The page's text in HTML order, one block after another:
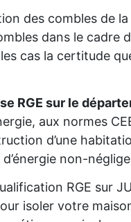
des combles de la
dans le cadre
cas la certitude
RGE sur le
aux normes
d’une
non-
RGE sur
isoler votre